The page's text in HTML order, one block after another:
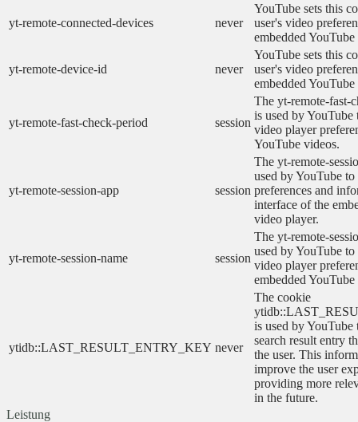
yt-remote-connected-devices never
YouTube sets this
user's video
embedded
yt-remote-device-id never
YouTube sets this
user's video
embedded
yt-remote-fast-check-period session
The yt-remote-fast-
is used by YouTube
video player
YouTube videos.
yt-remote-session-app session
The yt-remote-
used by YouTube to
preferences and
interface of the
video player.
yt-remote-session-name session
The yt-remote-
used by YouTube to
video player
embedded
ytidb::LAST_RESULT_ENTRY_KEY never
The cookie
is used by YouTube
search result entry
the user. This
improve the user
providing more
in the future.
Leistung